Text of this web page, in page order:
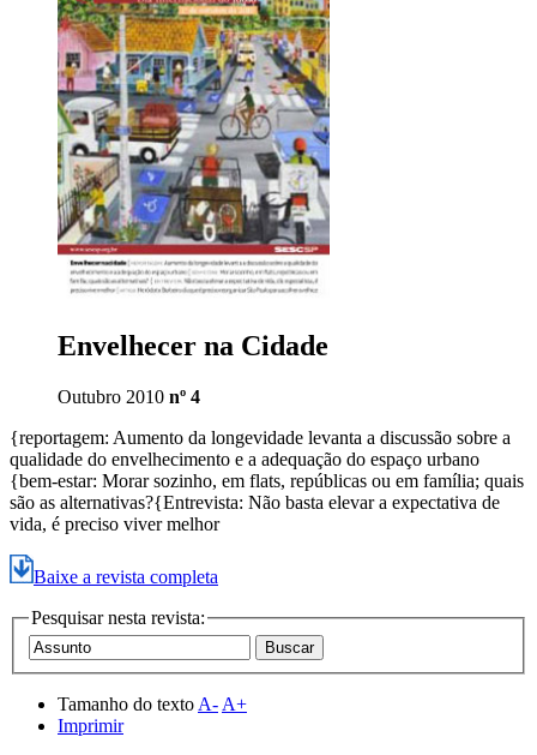
Envelhecer na Cidade
Outubro 2010 nº 4
{reportagem: Aumento da longevidade levanta a discussão sobre a
qualidade do envelhecimento e a adequação do espaço urbano
{bem-estar: Morar sozinho, em flats, repúblicas ou em família; quais
são as alternativas?{Entrevista: Não basta elevar a expectativa de
vida, é preciso viver melhor
Baixe a revista completa
Pesquisar nesta revista:
Tamanho do texto A- A+
Imprimir